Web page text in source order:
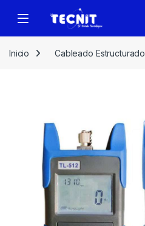
Inicio Cableado Estructurado